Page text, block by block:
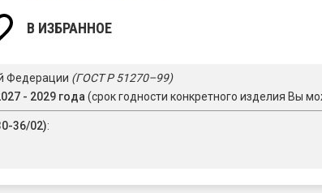
В ИЗБРАННОЕ
Федерации (ГОСТ Р 51270–99)
- 2029 года (срок годности конкретного изделия Вы
36/02):